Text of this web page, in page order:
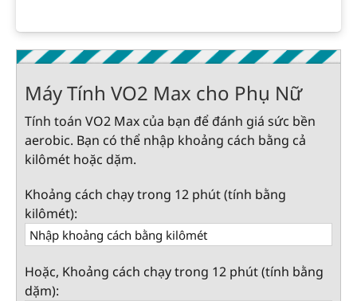
Máy Tính VO2 Max cho Phụ Nữ
Tính toán VO2 Max của bạn để đánh giá sức bền
aerobic. Bạn có thể nhập khoảng cách bằng cả
kilômét hoặc dặm.
Khoảng cách chạy trong 12 phút (tính bằng
kilômét):
Hoặc, Khoảng cách chạy trong 12 phút (tính bằng
dặm):